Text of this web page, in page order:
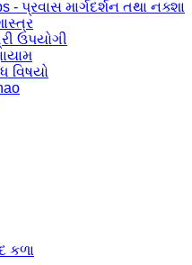
- પ્રવાસ માર્ગદર્શન તથા નક્શા
ઉપયોગી
વિષયો
કળા